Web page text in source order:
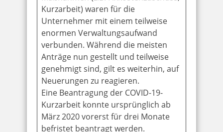
Kurzarbeit) waren für die
Unternehmer mit einem teilweise
enormen Verwaltungsaufwand
verbunden. Während die meisten
Anträge nun gestellt und teilweise
genehmigt sind, gilt es weiterhin, auf
Neuerungen zu reagieren.
Eine Beantragung der COVID-19-
Kurzarbeit konnte ursprünglich ab
März 2020 vorerst für drei Monate
befristet beantragt werden.